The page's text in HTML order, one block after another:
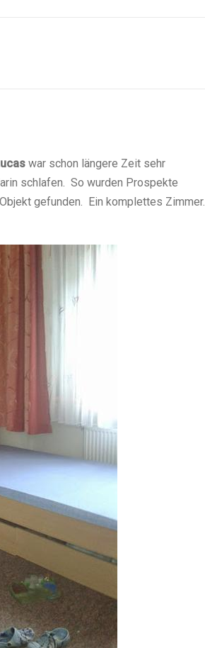
war schon längere Zeit sehr
schlafen. So wurden Prospekte
gefunden. Ein komplettes Zimmer.